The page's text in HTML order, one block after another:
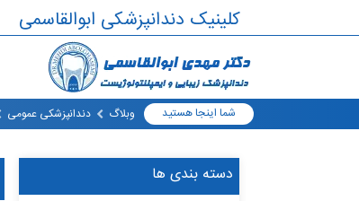
کلینیک دندانپزشکی ابوالقاسمی
شما اینجا هستید وبلاگ دندانپزشکی عمومی
دسته بندی ها